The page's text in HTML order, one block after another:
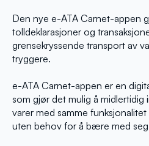
Den nye e-ATA Carnet-appen
tolldeklarasjoner og
grensekryssende transport av
tryggere.
e-ATA Carnet-appen er en
som gjør det mulig å
varer med samme
uten behov for å bære med